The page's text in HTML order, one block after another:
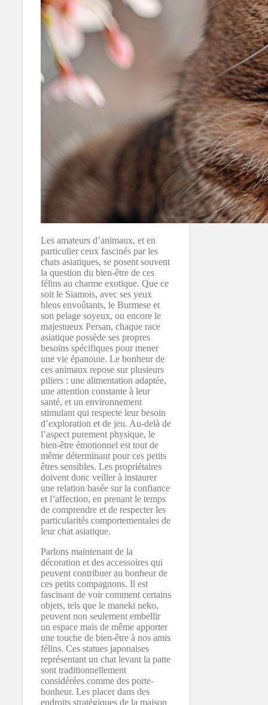
Les amateurs d’animaux, et en
particulier ceux fascinés par les
chats asiatiques, se posent souvent
la question du bien-être de ces
félins au charme exotique. Que ce
soit le Siamois, avec ses yeux
bleus envoûtants, le Burmese et
son pelage soyeux, ou encore le
majestueux Persan, chaque race
asiatique possède ses propres
besoins spécifiques pour mener
une vie épanouie. Le bonheur de
ces animaux repose sur plusieurs
piliers : une alimentation adaptée,
une attention constante à leur
santé, et un environnement
stimulant qui respecte leur besoin
d’exploration et de jeu. Au-delà de
l’aspect purement physique, le
bien-être émotionnel est tout de
même déterminant pour ces petits
êtres sensibles. Les propriétaires
doivent donc veiller à instaurer
une relation basée sur la confiance
et l’affection, en prenant le temps
de comprendre et de respecter les
particularités comportementales de
leur chat asiatique.
Parlons maintenant de la
décoration et des accessoires qui
peuvent contribuer au bonheur de
ces petits compagnons. Il est
fascinant de voir comment certains
objets, tels que le maneki neko,
peuvent non seulement embellir
un espace mais de même apporter
une touche de bien-être à nos amis
félins. Ces statues japonaises
représentant un chat levant la patte
sont traditionnellement
considérées comme des porte-
bonheur. Les placer dans des
endroits stratégiques de la maison